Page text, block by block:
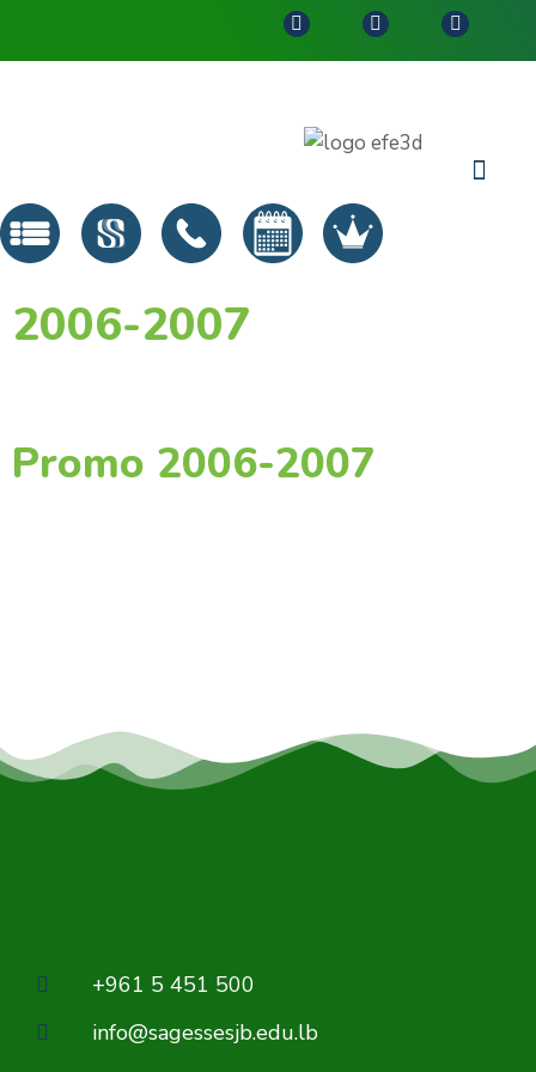
2006-2007
Promo 2006-2007
+961 5 451 500
info@sagessesjb.edu.lb